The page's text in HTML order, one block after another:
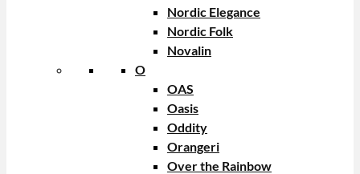
Nordic Elegance
Nordic Folk
Novalin
O
OAS
Oasis
Oddity
Orangeri
Over the Rainbow